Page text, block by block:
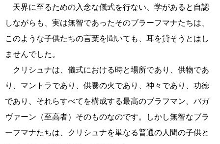
天界に至るための入念な儀式を行ない、学があると自認
しながらも、実は無智であったそのブラーフマナたちは、
このような子供たちの言葉を聞いても、耳を貸そうとはし
ませんでした。
クリシュナは、儀式における時と場所であり、供物であ
り、マントラであり、供養の火であり、神々であり、功徳
であり、それらすべてを構成する最高のブラフマン、バガ
ヴァーン（至高者）そのものなのです。しかし無智なブラ
ーフマナたちは、クリシュナを単なる普通の人間の子供と